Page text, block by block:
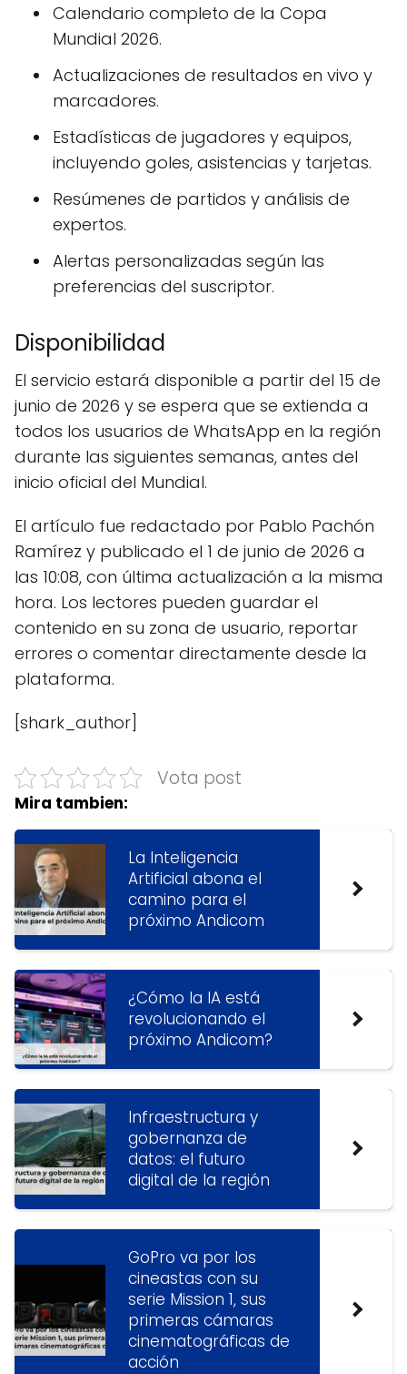
Calendario completo de la Copa
Mundial 2026.
Actualizaciones de resultados en vivo y
marcadores.
Estadísticas de jugadores y equipos,
incluyendo goles, asistencias y tarjetas.
Resúmenes de partidos y análisis de
expertos.
Alertas personalizadas según las
preferencias del suscriptor.
Disponibilidad
El servicio estará disponible a partir del 15 de
junio de 2026 y se espera que se extienda a
todos los usuarios de WhatsApp en la región
durante las siguientes semanas, antes del
inicio oficial del Mundial.
El artículo fue redactado por Pablo Pachón
Ramírez y publicado el 1 de junio de 2026 a
las 10:08, con última actualización a la misma
hora. Los lectores pueden guardar el
contenido en su zona de usuario, reportar
errores o comentar directamente desde la
plataforma.
[shark_author]
Vota post
Mira tambien:
La Inteligencia
Artificial abona el
camino para el
próximo Andicom
¿Cómo la IA está
revolucionando el
próximo Andicom?
Infraestructura y
gobernanza de
datos: el futuro
digital de la región
GoPro va por los
cineastas con su
serie Mission 1, sus
primeras cámaras
cinematográficas de
acción